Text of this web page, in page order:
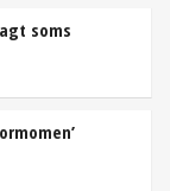
soms